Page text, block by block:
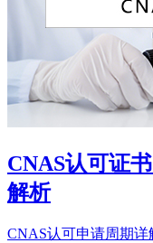
CNAS认可证
解析
CNAS认可申请周期